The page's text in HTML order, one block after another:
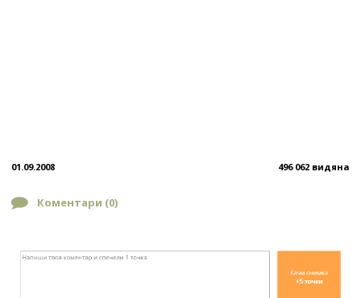
01.09.2008 496 062 видяна
Коментари (0)